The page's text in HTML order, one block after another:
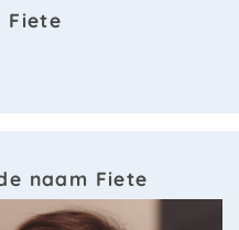
Fiete
naam Fiete